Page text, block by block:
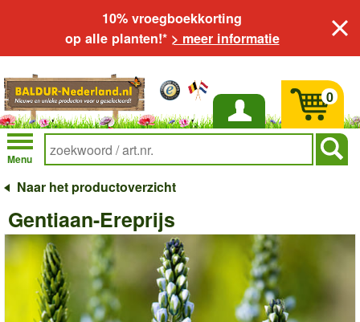
10% vroegboekkorting
op alle planten!* > meer informatie
Inloggen
Menu
0
Naar het productoverzicht
Gentiaan-Ereprijs